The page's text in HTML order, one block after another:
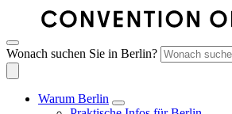
Wonach suchen Sie in Berlin?
Warum Berlin